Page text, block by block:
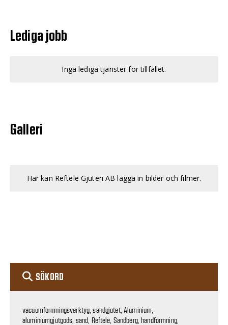
Lediga jobb
Inga lediga tjänster för tillfället.
Galleri
Här kan Reftele Gjuteri AB lägga in bilder och filmer.
SÖKORD
vacuumformningsverktyg, sandgjutet, Aluminium,
aluminiumgjutgods, sand, Reftele, Sandberg, handformning,